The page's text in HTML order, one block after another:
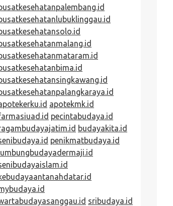
apotekmk.id
pecintabudaya.id
budayakita.id
penikmatbudaya.id
sribudaya.id